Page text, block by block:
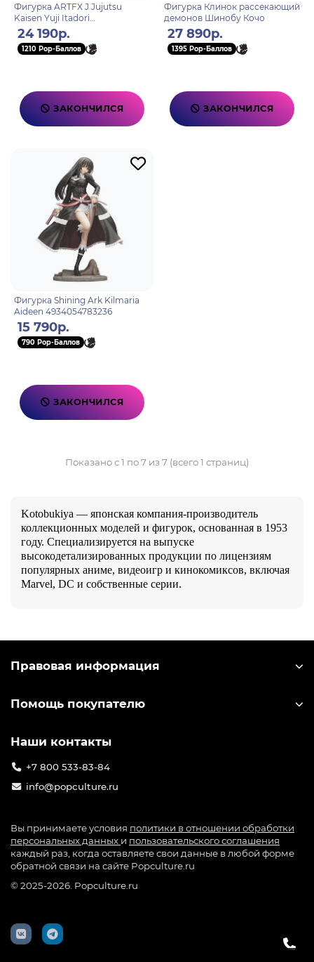
Фигурка ARTFX J Jujutsu
Kaisen Yuji Itadori
4934054026661
24 190р.
1210 Pop-Баллов
ЗАКОНЧИЛСЯ
Фигурка Клинок рассекающий
демонов Шинобу Кочо
27 890р.
1395 Pop-Баллов
ЗАКОНЧИЛСЯ
Фигурка Shining Ark Kilmaria
Aideen 4934054783236
15 790р.
790 Pop-Баллов
ЗАКОНЧИЛСЯ
Показано с 1 по 7 из 7 (всего 1 страниц)
Kotobukiya — японская компания-производитель
коллекционных моделей и фигурок, основанная в 1953
году. Специализируется на выпуске
высокодетализированных продукции по лицензиям
популярных аниме, видеоигр и кинокомиксов, включая
Marvel, DC и собственные серии.
Правовая информация
Помощь покупателю
Наши контакты
+7 800 533-83-84
info@popculture.ru
Вы принимаете условия политики в отношении обработки
персональных данных и пользовательского соглашения
каждый раз, когда оставляете свои данные в любой форме
обратной связи на сайте Popculture.ru
© 2025-2026. Popculture.ru